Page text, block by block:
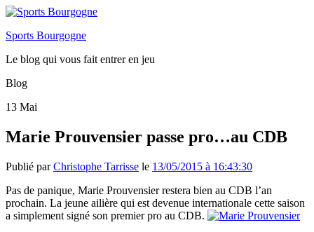
Sports Bourgogne
Le blog qui vous fait entrer en jeu
Blog
13 Mai
Marie Prouvensier passe pro…au CDB
Publié parChristophe Tarrisse le 13/05/2015 à 16:43:30
Pas de panique, Marie Prouvensier restera bien au CDB l’an
prochain. La jeune ailière qui est devenue internationale cette saison
a simplement signé son premier pro au CDB.